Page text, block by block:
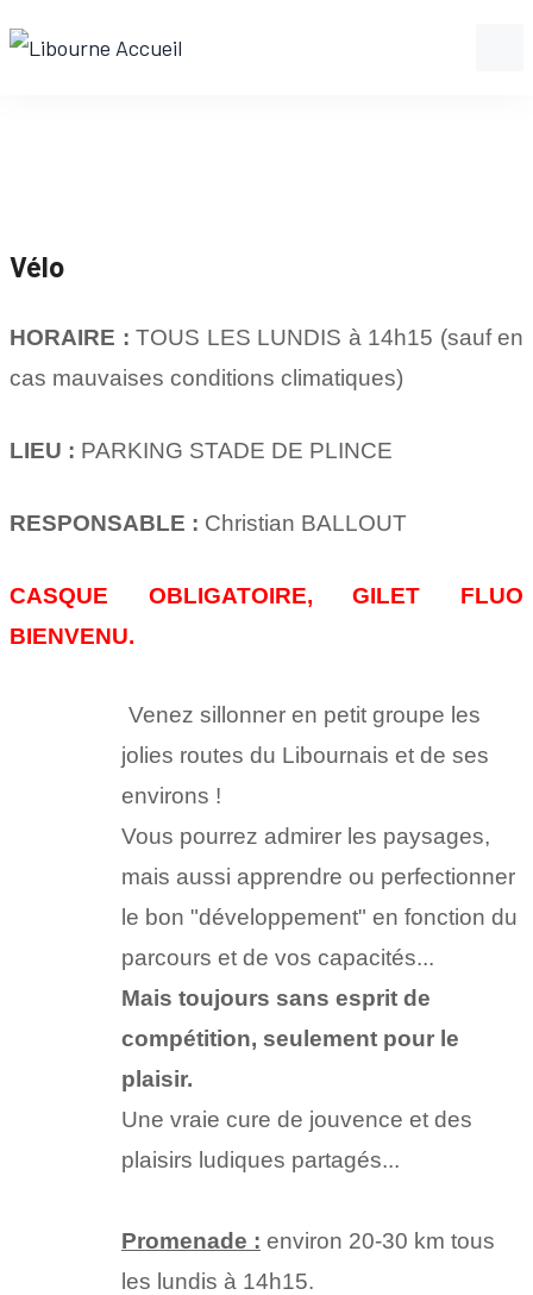
Vélo
HORAIRE : TOUS LES LUNDIS à 14h15 (sauf en
cas mauvaises conditions climatiques)
LIEU : PARKING STADE DE PLINCE
RESPONSABLE : Christian BALLOUT
CASQUE OBLIGATOIRE, GILET FLUO
BIENVENU.
Venez sillonner en petit groupe les
jolies routes du Libournais et de ses
environs !
Vous pourrez admirer les paysages,
mais aussi apprendre ou perfectionner
le bon "développement" en fonction du
parcours et de vos capacités...
Mais toujours sans esprit de
compétition, seulement pour le
plaisir.
Une vraie cure de jouvence et des
plaisirs ludiques partagés...
Promenade : environ 20-30 km tous
les lundis à 14h15.